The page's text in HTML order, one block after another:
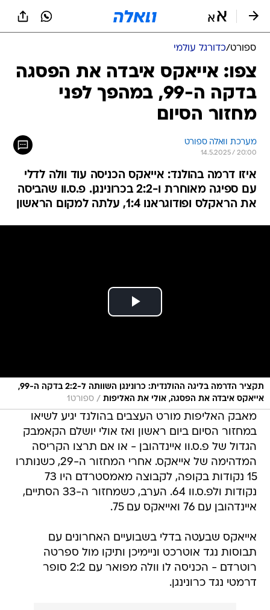
ספורט/כדורגל עולמי
צפו: אייאקס איבדה את הפסגה
בדקה ה-99, במהפך לפני
מחזור הסיום
מערכת וואלה ספורט
14.5.2025 / 20:00
איזו דרמה בהולנד: אייאקס הכניסה עוד וולה לדלי
עם ספיגה מאוחרת ו-2:2 בכרונינגן. פ.ס.וו שהביסה
את הראקלס ופודוגראנו 1:4, עלתה למקום הראשון
תקציר הדרמה בליגה ההולנדית: כרונינגן השוותה ל-2:2 בדקה ה-99,
אייאקס איבדה את הפסגה, אולי את האליפות / ספורט1
מאבק האליפות מורט העצבים בהולנד יגיע לשיאו
במחזור הסיום ביום ראשון ואז אולי יושלם הקאמבק
הגדול של פ.ס.וו איינדהובן - או אם תרצו הקריסה
המדהימה של אייאקס. אחרי המחזור ה-29, כשנותרו
15 נקודות בקופה, לקבוצה מאמסטרדם היו 73
נקודות ולפ.ס.וו 64. הערב, כשמחזור ה-33 הסתיים,
איינדהובן עם 76 ואייאקס עם 75.
אייאקס שבעטה בדלי בשבועיים האחרונים עם
תבוסות נגד אוטרכט וניימיכן ותיקו מול ספרטה
רוטרדם - הכניסה לו וולה מפואר עם 2:2 סופר
דרמטי נגד כרונינגן.